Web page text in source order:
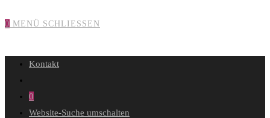
0 MENÜ SCHLIESSEN
Kontakt
0
Website-Suche umschalten